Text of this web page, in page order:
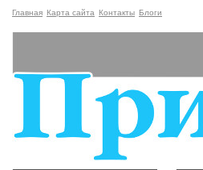
Главная Карта сайта Контакты Блоги